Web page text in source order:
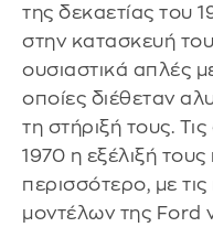
της δεκαετίας του
στην κατασκευή
ουσιαστικά απλές
οποίες διέθεταν
τη στήριξή τους.
1970 η εξέλιξή
περισσότερο, με
μοντέλων της Ford